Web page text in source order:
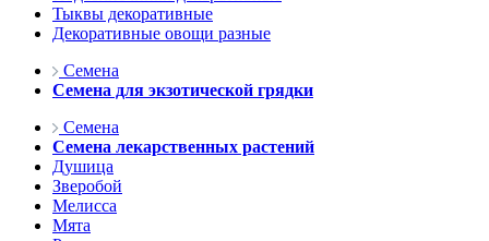
Тыквы декоративные
Декоративные овощи разные
Семена
Семена для экзотической грядки
Семена
Семена лекарственных растений
Душица
Зверобой
Мелисса
Мята